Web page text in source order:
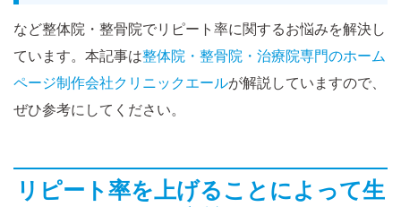
など整体院・整骨院でリピート率に関するお悩みを解決し
ています。本記事は整体院・整骨院・治療院専門のホーム
ページ制作会社クリニックエールが解説していますので、
ぜひ参考にしてください。
リピート率を上げることによって生